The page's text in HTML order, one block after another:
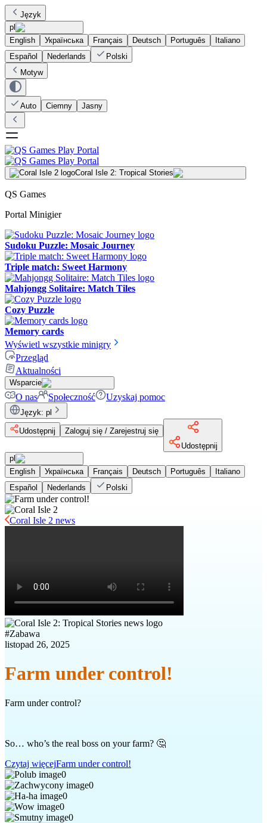
Język
pl
English
Українська Français Deutsch Português
Italiano
Español
Nederlands
Polski
Motyw
Auto Ciemny Jasny
Coral Isle 2: Tropical Stories
QS Games
Portal Minigier
Sudoku Puzzle: Mosaic Journey
Triple match: Sweet Harmony
Mahjongg Solitaire: Match Tiles
Cozy Puzzle
Memory cards
Wyświetl wszystkie minigry
Przegląd
Aktualności
Wsparcie
O nas Społeczność Uzyskaj pomoc
Język: pl
Udostępnij
Zaloguj się / Zarejestruj się
Udostępnij
pl
English
Українська Français Deutsch Português
Italiano
Español
Nederlands Polski
Coral Isle 2 news
#Zabawa
listopad 26, 2025
Farm under control!
Farm under control?
So… who’s the real boss on your farm? 🤔
Czytaj więcejFarm under control!
0
0
0
0
0